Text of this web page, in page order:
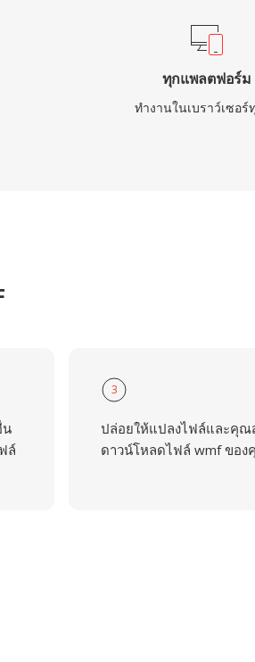
ทุกแพลตฟอร์ม
ทำงานในเบราว์เซอร์
น
ล์
3
ปล่อยให้แปลงไฟล์และคุณ
ดาวน์โหลดไฟล์ wmf ขอ